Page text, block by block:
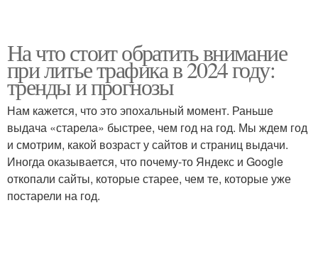
На что стоит обратить внимание
при литье трафика в 2024 году:
тренды и прогнозы
Нам кажется, что это эпохальный момент. Раньше
выдача «старела» быстрее, чем год на год. Мы ждем год
и смотрим, какой возраст у сайтов и страниц выдачи.
Иногда оказывается, что почему-то Яндекс и Google
откопали сайты, которые старее, чем те, которые уже
постарели на год.